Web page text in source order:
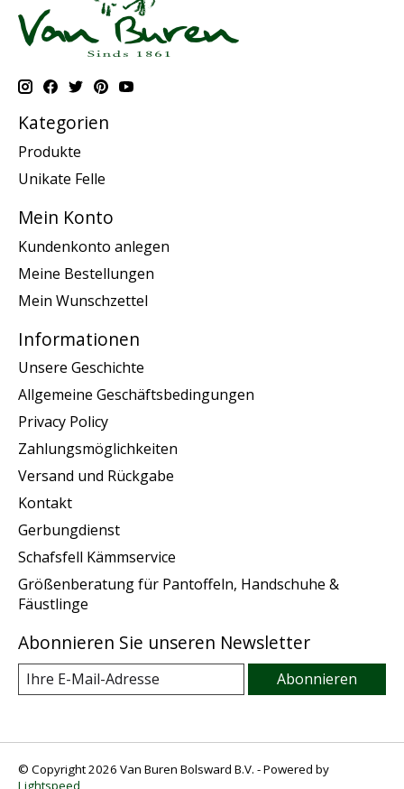
Kategorien
Produkte
Unikate Felle
Mein Konto
Kundenkonto anlegen
Meine Bestellungen
Mein Wunschzettel
Informationen
Unsere Geschichte
Allgemeine Geschäftsbedingungen
Privacy Policy
Zahlungsmöglichkeiten
Versand und Rückgabe
Kontakt
Gerbungdienst
Schafsfell Kämmservice
Größenberatung für Pantoffeln, Handschuhe &
Fäustlinge
Abonnieren Sie unseren Newsletter
Abonnieren
© Copyright 2026 Van Buren Bolsward B.V. - Powered by
Lightspeed